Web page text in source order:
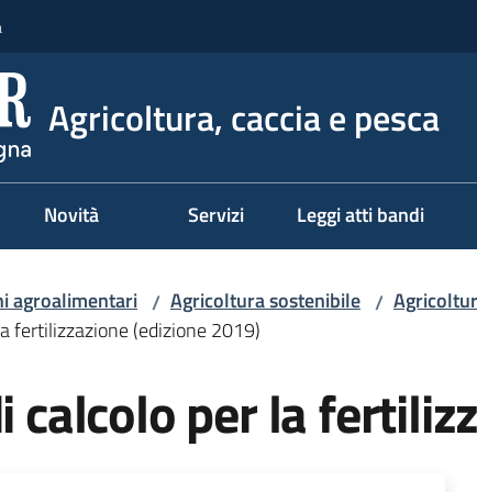
Agricoltura, caccia e pesca
Novità Servizi Leggi atti bandi
agroalimentari / Agricoltura sostenibile /
fertilizzazione (edizione 2019)
calcolo per la